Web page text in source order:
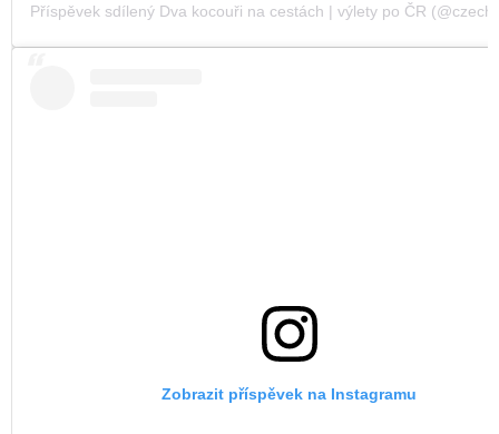
Příspěvek sdílený Dva kocouři na cestách | výlety po ČR
Zobrazit příspěvek na Instagramu